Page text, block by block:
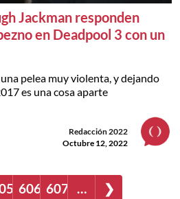
Jackman responden
en Deadpool 3 con un
pelea muy violenta, y dejando
es una cosa aparte
Redacción 2022
Octubre 12, 2022
606 607 … ❯